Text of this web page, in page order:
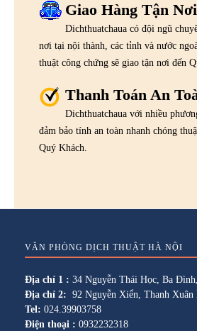
Giao Hàng Tận Nơi
Dichthuatchaua có đội ngũ
nơi tại nội thành, các tỉnh và nước
thuật công chứng sẽ giao tận nơi đến
Thanh Toán An
Dichthuatchaua với nhiều
đảm bảo tính an toàn nhanh chóng
Quý Khách.
VĂN PHÒNG DỊCH THUẬT HÀ NỘI
Địa chỉ 1 : 34 Nguyễn Thái Học, Ba
Địa chỉ 2: 92 Nguyễn Xiển, Thanh Xuân
Tel: 024.39903758
Điện thoại : 0932232318